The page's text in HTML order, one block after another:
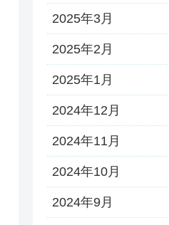
2025年3月
2025年2月
2025年1月
2024年12月
2024年11月
2024年10月
2024年9月